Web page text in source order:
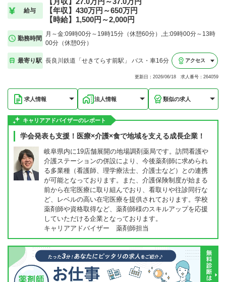
給与
【年収】430万円～650万円
【時給】1,500円～2,000円
勤務時間
月～金:09時00分～19時15分（休憩60分）,土:09時00分～13時
00分（休憩0分）
最寄り駅 長良川鉄道「せきてらす前駅」 バス・車16分 アクセス
更新日：2026/06/18 求人番号：264059
求人情報 法人情報 類似の求人
キャリアアドバイザーのレポート
学会発表も支援！医療×介護×食で地域を支える成長企業！
岐阜県内に19店舗展開の地場調剤薬局です。訪問看護や
介護ステーションの併設により、今後薬剤師に求められ
る多業種（看護師、理学療法士、介護士など）との連携
が可能となっております。また、介護保険制度が始まる
前から在宅医療に取り組んでおり、看取りや往診同行な
ど、レベルの高い在宅医療を提供されております。学校
薬剤師や資格取得など、薬剤師様のスキルアップを応援
していただける企業となっております。
キャリアアドバイザー 薬剤師担当